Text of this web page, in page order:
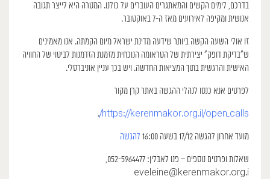
בדרכם, לימים הקשים והמאתגרים העוברים על כולנו. המטרה היא לייצר תגובה
אנושית ומקיפה לאירועים מאז ה-7 באוקטובר.
זו אולי השעה הקשה ביותר שידעה מדינת ישראל מיום הקמתה. אנו מאמינים
ש”בדיקת דופק” יצירתית של הטראומה הנוכחית מזמנת הזדמנות לביטוי של החוויה
האישית והרגשית בתוך המציאות החדשה. ויש בכך עניין אוניברסלי.
לפרטים אנא כנסו לנהלי ההגשה באתר קרן מקור
https://kerenmakor.org.il/open_calls/
.
מועד אחרון להגשה 17/12 בשעה 16:00 להגשה
שאלות ופרטים נוספים – פנו לאבלין: 052-5964477,
eveleine@kerenmakor.org.i